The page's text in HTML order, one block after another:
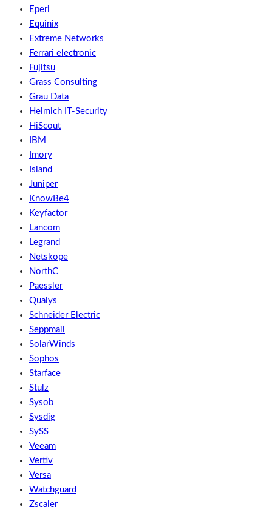
Eperi
Equinix
Extreme Networks
Ferrari electronic
Fujitsu
Grass Consulting
Grau Data
Helmich IT-Security
HiScout
IBM
Imory
Island
Juniper
KnowBe4
Keyfactor
Lancom
Legrand
Netskope
NorthC
Paessler
Qualys
Schneider Electric
Seppmail
SolarWinds
Sophos
Starface
Stulz
Sysob
Sysdig
SySS
Veeam
Vertiv
Versa
Watchguard
Zscaler